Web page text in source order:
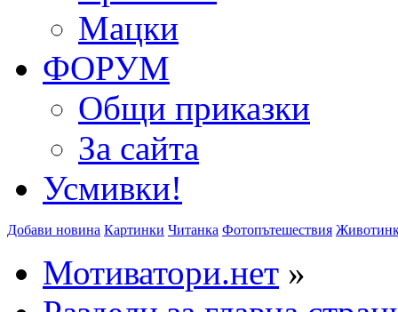
Мацки
ФОРУМ
Общи приказки
За сайта
Усмивки!
Добави новина Картинки Читанка Фотопътешествия
Мотиватори.нет »